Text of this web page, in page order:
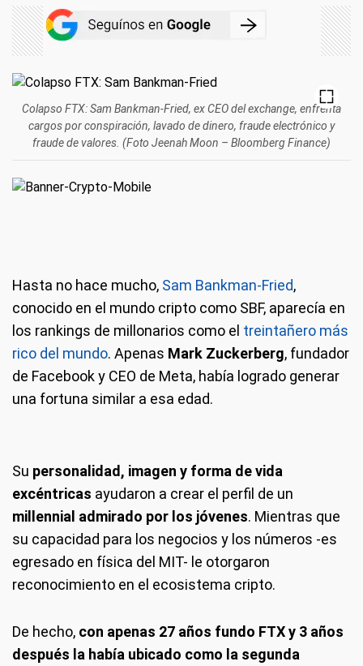
Colapso FTX: Sam Bankman-Fried, ex CEO del exchange, enfrenta
cargos por conspiración, lavado de dinero, fraude electrónico y
fraude de valores. (Foto Jeenah Moon – Bloomberg Finance)
Hasta no hace mucho, Sam Bankman-Fried,
conocido en el mundo cripto como SBF, aparecía en
los rankings de millonarios como el treintañero más
rico del mundo. Apenas Mark Zuckerberg, fundador
de Facebook y CEO de Meta, había logrado generar
una fortuna similar a esa edad.
Su personalidad, imagen y forma de vida
excéntricas ayudaron a crear el perfil de un
millennial admirado por los jóvenes. Mientras que
su capacidad para los negocios y los números -es
egresado en física del MIT- le otorgaron
reconocimiento en el ecosistema cripto.
De hecho, con apenas 27 años fundo FTX y 3 años
después la había ubicado como la segunda